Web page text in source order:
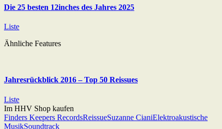
Die 25 besten 12inches des Jahres 2025
Liste
Ähnliche Features
Jahresrückblick 2016 – Top 50 Reissues
Liste
Im HHV Shop kaufen
Finders Keepers RecordsReissueSuzanne CianiElektroakustische
MusikSoundtrack